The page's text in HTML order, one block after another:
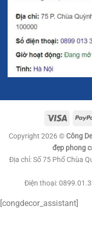
chắc chắn, giúp tăng
Phong Cách
Đại
Phong cách Bắc Âu
nhiên. Đồng hồ treo
ảnh hưởng của phong
và sang trọng. Sự kết
kế tối giản giúp đồng
nội thất khác nhau.
Copyright 2026 © Công
đẹp phong
Địa chỉ: Số 75 Phố Chùa
Điện thoại:
[congdecor_assistant]